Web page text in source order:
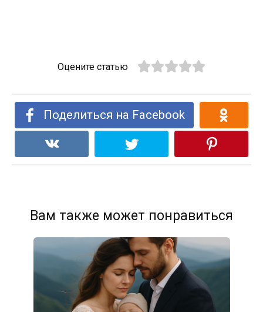
Оцените статью
Поделиться на Facebook
Вам также может понравиться